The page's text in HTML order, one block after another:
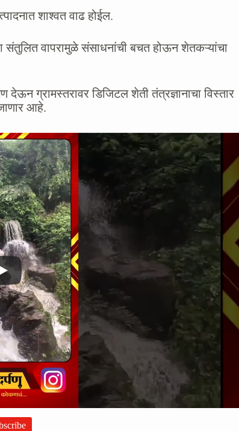
शाश्वत वाढ होईल.
वापरामुळे संसाधनांची बचत होऊन शेतकऱ्यांचा
ग्रामस्तरावर डिजिटल शेती तंत्रज्ञानाचा विस्तार
आहे.